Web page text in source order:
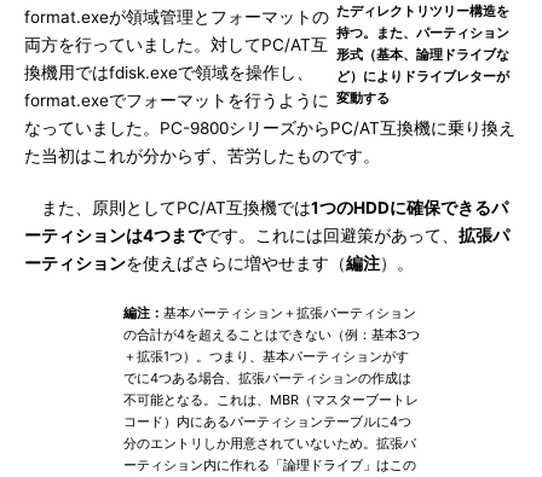
たディレクトリツリー構造を
持つ。また、パーティション
形式（基本、論理ドライブな
ど）によりドライブレターが
変動する
format.exeが領域管理とフォーマットの
両方を行っていました。対してPC/AT互
換機用ではfdisk.exeで領域を操作し、
format.exeでフォーマットを行うように
なっていました。PC-9800シリーズからPC/AT互換機に乗り換え
た当初はこれが分からず、苦労したものです。
また、原則としてPC/AT互換機では1つのHDDに確保できるパ
ーティションは4つまでです。これには回避策があって、 拡張パ
ーティションを使えばさらに増やせます（編注）。
編注： 基本パーティション＋拡張パーティション
の合計が4を超えることはできない（例：基本3つ
＋拡張1つ）。つまり、基本パーティションがす
でに4つある場合、拡張パーティションの作成は
不可能となる。これは、MBR（マスターブートレ
コード）内にあるパーティションテーブルに4つ
分のエントリしか用意されていないため。拡張パ
ーティション内に作れる「論理ドライブ」はこの